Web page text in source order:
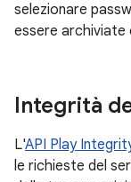
selezionare
essere archiviate
Integrità
L'API Play
le richieste del